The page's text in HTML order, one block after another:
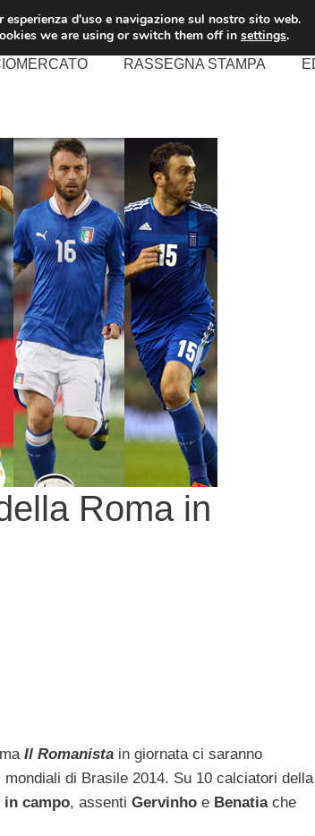
RASSEGNA STAMPA
Roma in
Il Romanista in giornata ci saranno
di Brasile 2014. Su 10 calciatori della
in campo, assenti Gervinho e Benatiache
d'uso e navigazione sul nostro sito web.
we are using or switch them off in settings.